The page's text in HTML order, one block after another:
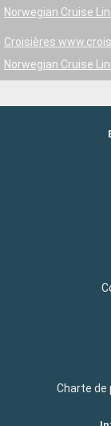
Norwegian Cruise
Croisières
Norwegian Cruise
Charte de